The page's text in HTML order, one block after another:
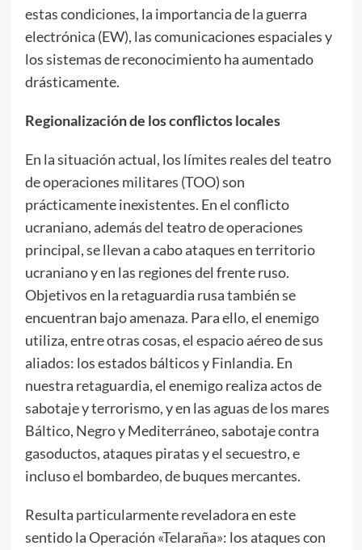
estas condiciones, la importancia de la guerra
electrónica (EW), las comunicaciones espaciales y
los sistemas de reconocimiento ha aumentado
drásticamente.
Regionalización de los conflictos locales
En la situación actual, los límites reales del teatro
de operaciones militares (TOO) son
prácticamente inexistentes. En el conflicto
ucraniano, además del teatro de operaciones
principal, se llevan a cabo ataques en territorio
ucraniano y en las regiones del frente ruso.
Objetivos en la retaguardia rusa también se
encuentran bajo amenaza. Para ello, el enemigo
utiliza, entre otras cosas, el espacio aéreo de sus
aliados: los estados bálticos y Finlandia. En
nuestra retaguardia, el enemigo realiza actos de
sabotaje y terrorismo, y en las aguas de los mares
Báltico, Negro y Mediterráneo, sabotaje contra
gasoductos, ataques piratas y el secuestro, e
incluso el bombardeo, de buques mercantes.
Resulta particularmente reveladora en este
sentido la Operación «Telaraña»: los ataques con